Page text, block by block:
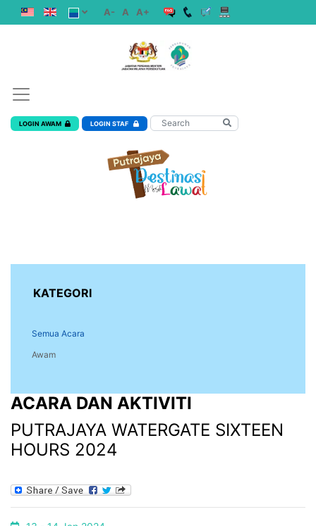
A- A A+
LOGIN AWAM LOGIN STAF
KATEGORI
Semua Acara
Awam
ACARA DAN AKTIVITI
PUTRAJAYA WATERGATE SIXTEEN
HOURS 2024